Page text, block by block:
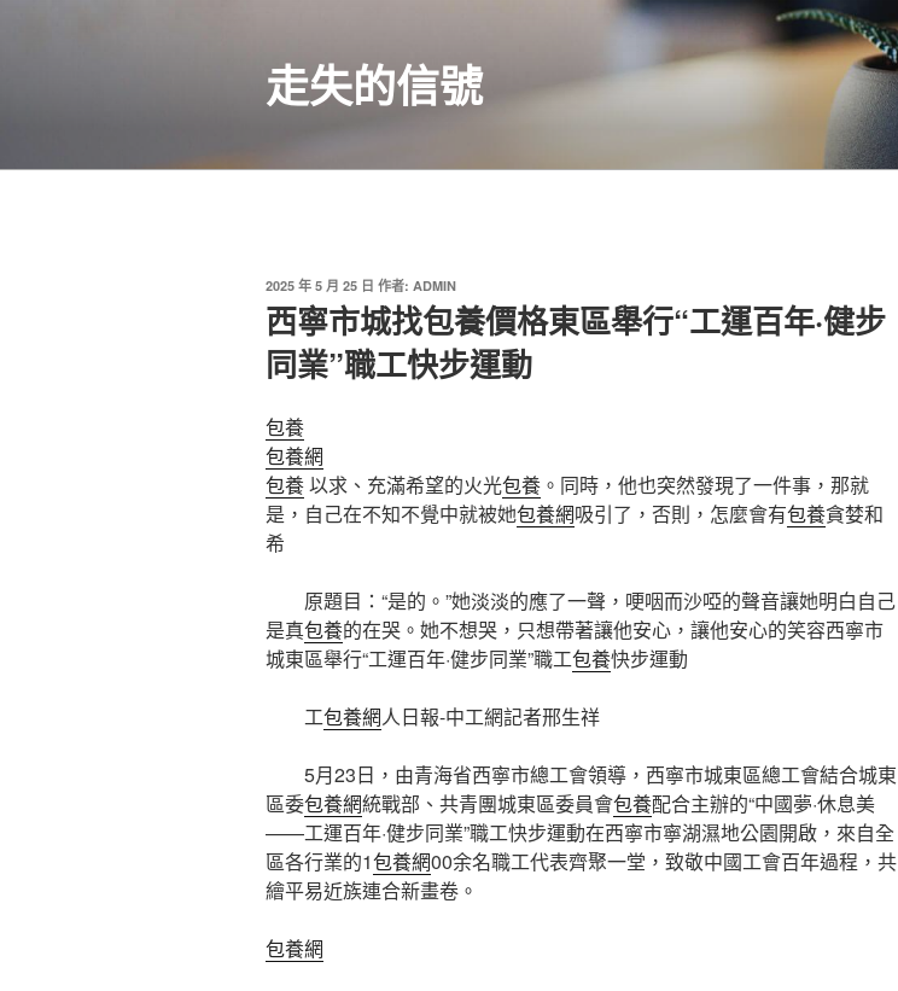
走失的信號
發
佈
於
2025 年 5 月 25 日 作者: ADMIN
西寧市城找包養價格東區舉行“工運百年·健步
同業”職工快步運動
包養
包養網
包養以求、充滿希望的火光包養 。同時，他也突然發現了一件事，那就
是，自己在不知不覺中就被她包養網吸引了，否則，怎麼會有包養貪婪和
希
原題目：“是的。”她淡淡的應了一聲，哽咽而沙啞的聲音讓她明白自己
是真包養的在哭。她不想哭，只想帶著讓他安心，讓他安心的笑容西寧市
城東區舉行“工運百年·健步同業”職工包養快步運動
工包養網人日報-中工網記者邢生祥
5月23日，由青海省西寧市總工會領導，西寧市城東區總工會結合城東
區委包養網統戰部、共青團城東區委員會包養配合主辦的“中國夢·休息美
——工運百年·健步同業”職工快步運動在西寧市寧湖濕地公園開啟，來自全
區各行業的1包養網00余名職工代表齊聚一堂，致敬中國工會百年過程，共
繪平易近族連合新畫卷。
包養網